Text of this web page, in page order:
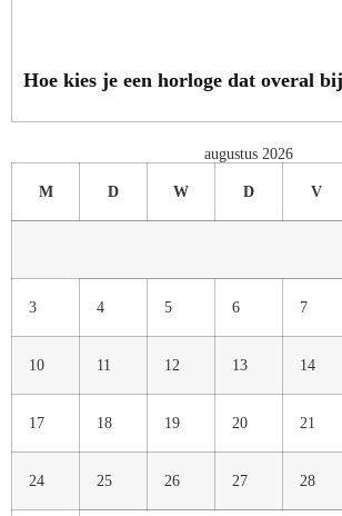
Hoe kies je een horloge dat overal
augustus 2026
M D W D V
3 4 5 6 7
10 11 12 13 14
17 18 19 20 21
24 25 26 27 28